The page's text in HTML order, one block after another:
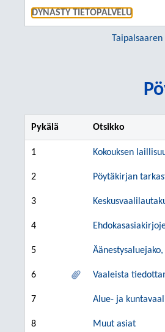
DYNASTY TIETOPALVELU
Taipalsaaren
Pykälä Otsikko
1 Kokouksen
2 Pöytäkirjan
3
4
5
6 Vaaleista
7 Alue- ja
8 Muut asiat